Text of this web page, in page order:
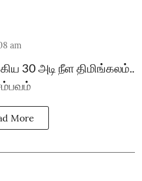
am
30 அடி நீள திமிங்கலம்..
More